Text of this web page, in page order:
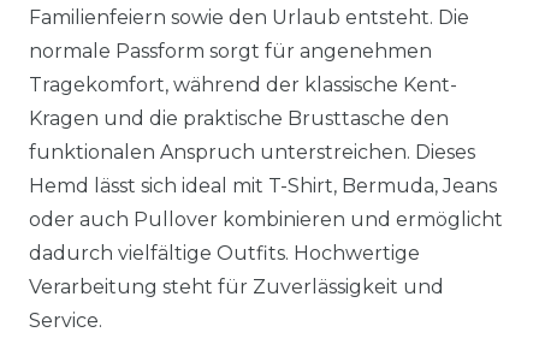
Familienfeiern sowie den Urlaub entsteht. Die
normale Passform sorgt für angenehmen
Tragekomfort, während der klassische Kent-
Kragen und die praktische Brusttasche den
funktionalen Anspruch unterstreichen. Dieses
Hemd lässt sich ideal mit T-Shirt, Bermuda, Jeans
oder auch Pullover kombinieren und ermöglicht
dadurch vielfältige Outfits. Hochwertige
Verarbeitung steht für Zuverlässigkeit und
Service.